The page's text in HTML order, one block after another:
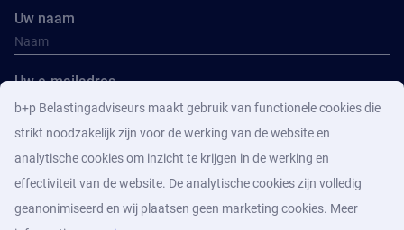
Uw naam
Uw e-mailadres
b+p Belastingadviseurs maakt gebruik van functionele cookies die
strikt noodzakelijk zijn voor de werking van de website en
analytische cookies om inzicht te krijgen in de werking en
effectiviteit van de website. De analytische cookies zijn volledig
geanonimiseerd en wij plaatsen geen marketing cookies. Meer